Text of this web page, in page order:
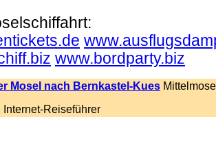
www.bordparty.biz
Mosel nach Bernkastel-Kues
Internet-Reiseführer